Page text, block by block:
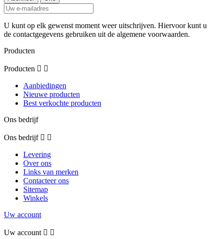
U kunt op elk gewenst moment weer uitschrijven. Hiervoor kunt u
de contactgegevens gebruiken uit de algemene voorwaarden.
Producten
Producten  
Aanbiedingen
Nieuwe producten
Best verkochte producten
Ons bedrijf
Ons bedrijf  
Levering
Over ons
Links van merken
Contacteer ons
Sitemap
Winkels
Uw account
Uw account  